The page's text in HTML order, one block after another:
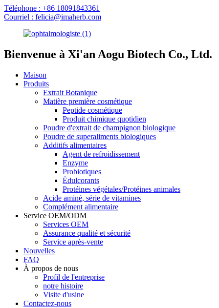
Téléphone : +86 18091843361
Courriel : felicia@imaherb.com
Bienvenue à Xi'an Aogu Biotech Co., Ltd.
Maison
Produits
Extrait Botanique
Matière première cosmétique
Peptide cosmétique
Produit chimique quotidien
Poudre d'extrait de champignon biologique
Poudre de superaliments biologiques
Additifs alimentaires
Agent de refroidissement
Enzyme
Probiotiques
Édulcorants
Protéines végétales/Protéines animales
Acide aminé, série de vitamines
Complément alimentaire
Service OEM/ODM
Services OEM
Assurance qualité et sécurité
Service après-vente
Nouvelles
FAQ
À propos de nous
Profil de l'entreprise
notre histoire
Visite d'usine
Contactez-nous